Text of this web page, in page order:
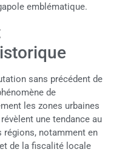
emblématique.
sans précédent de
de
les zones urbaines
une tendance au
régions, notamment en
de la fiscalité locale